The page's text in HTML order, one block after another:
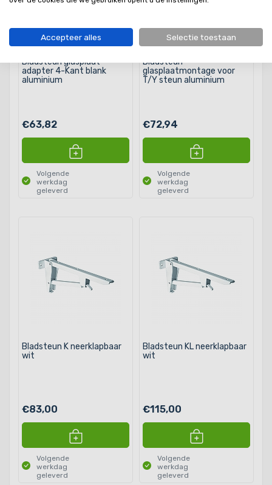
Bladsteun glasplaat
adapter 4-Kant blank
aluminium
€63,82
Volgende
werkdag
geleverd
Bladsteun
glasplaatmontage voor
T/Y steun aluminium
€72,94
Volgende
werkdag
geleverd
Bladsteun K neerklapbaar
wit
€83,00
Volgende
werkdag
geleverd
Bladsteun KL neerklapbaar
wit
€115,00
Volgende
werkdag
geleverd
Accepteer alles Selectie toestaan